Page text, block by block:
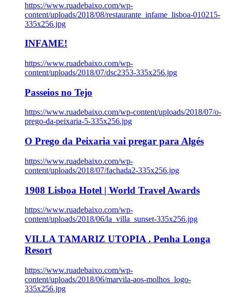
https://www.ruadebaixo.com/wp-
content/uploads/2018/08/restaurante_infame_lisboa-010215-
335x256.jpg
INFAME!
https://www.ruadebaixo.com/wp-
content/uploads/2018/07/dsc2353-335x256.jpg
Passeios no Tejo
https://www.ruadebaixo.com/wp-content/uploads/2018/07/o-
prego-da-peixaria-5-335x256.jpg
O Prego da Peixaria vai pregar para Algés
https://www.ruadebaixo.com/wp-
content/uploads/2018/07/fachada2-335x256.jpg
1908 Lisboa Hotel | World Travel Awards
https://www.ruadebaixo.com/wp-
content/uploads/2018/06/la_villa_sunset-335x256.jpg
VILLA TAMARIZ UTOPIA . Penha Longa
Resort
https://www.ruadebaixo.com/wp-
content/uploads/2018/06/marvila-aos-molhos_logo-
335x256.jpg